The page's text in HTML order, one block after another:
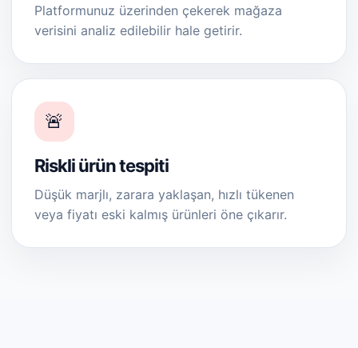
Platformunuz üzerinden çekerek mağaza
verisini analiz edilebilir hale getirir.
🚨
Riskli ürün tespiti
Düşük marjlı, zarara yaklaşan, hızlı tükenen
veya fiyatı eski kalmış ürünleri öne çıkarır.